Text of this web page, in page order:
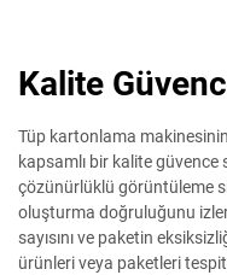
Kalite
Tüp kartonlama
kapsamlı bir kalite
çözünürlüklü görüntüleme
oluşturma doğruluğunu
sayısını ve paketin
ürünleri veya paketleri